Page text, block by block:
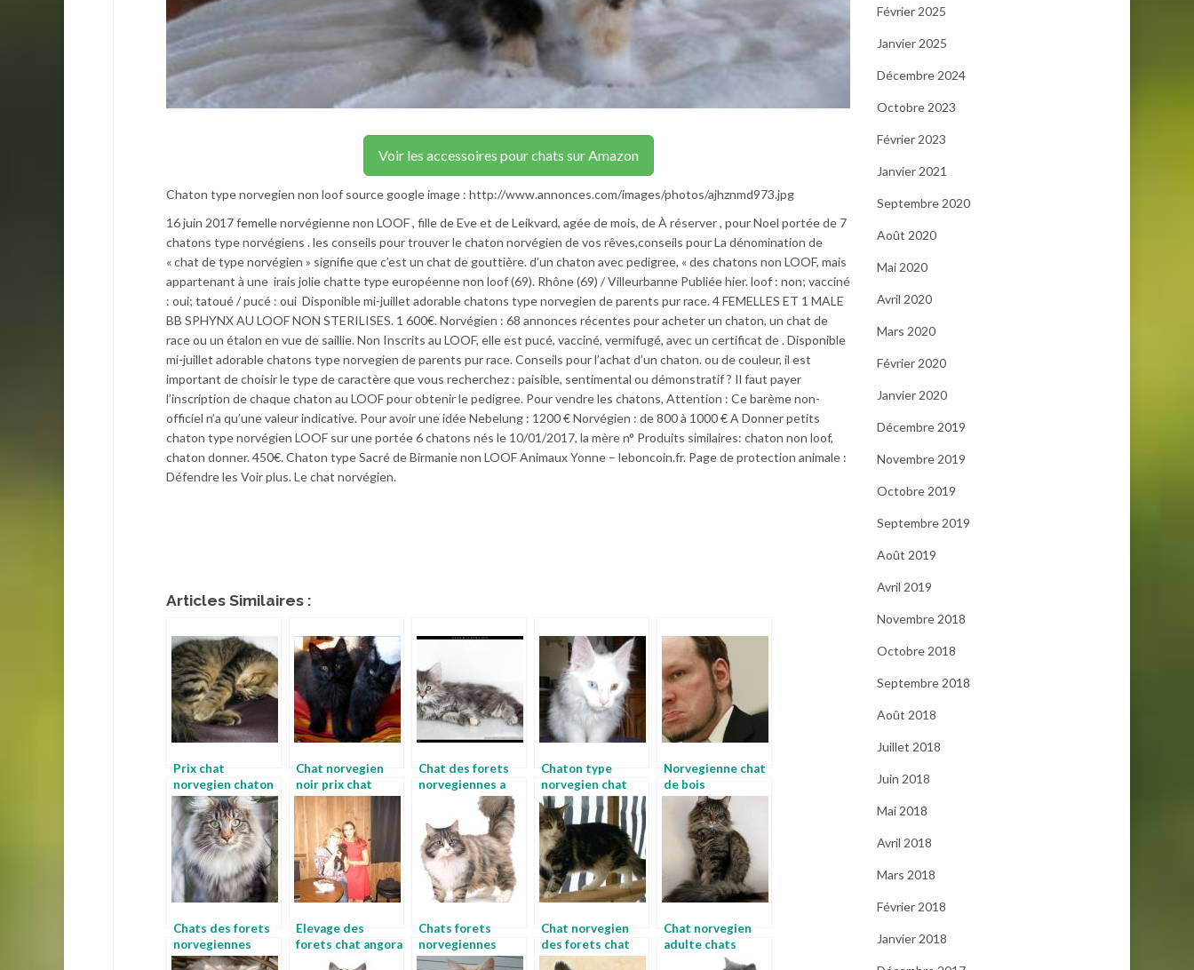
Voir les accessoires pour chats sur Amazon
Chaton type norvegien non loof source google image : http://www.annonces.com/images/photos/ajhznmd973.jpg
16 juin 2017 femelle norvégienne non LOOF , fille de Eve et de Leikvard, agée de mois, de À réserver , pour Noel portée de 7
chatons type norvégiens . les conseils pour trouver le chaton norvégien de vos rêves,conseils pour La dénomination de
« chat de type norvégien » signifie que c’est un chat de gouttière. d’un chaton avec pedigree, « des chatons non LOOF, mais
appartenant à une irais jolie chatte type européenne non loof (69). Rhône (69) / Villeurbanne Publiée hier. loof : non; vacciné
: oui; tatoué / pucé : oui Disponible mi-juillet adorable chatons type norvegien de parents pur race. 4 FEMELLES ET 1 MALE
BB SPHYNX AU LOOF NON STERILISES. 1 600€. Norvégien : 68 annonces récentes pour acheter un chaton, un chat de
race ou un étalon en vue de saillie. Non Inscrits au LOOF, elle est pucé, vacciné, vermifugé, avec un certificat de . Disponible
mi-juillet adorable chatons type norvegien de parents pur race. Conseils pour l’achat d’un chaton. ou de couleur, il est
important de choisir le type de caractère que vous recherchez : paisible, sentimental ou démonstratif ? Il faut payer
l’inscription de chaque chaton au LOOF pour obtenir le pedigree. Pour vendre les chatons, Attention : Ce barème non-
officiel n’a qu’une valeur indicative. Pour avoir une idée Nebelung : 1200 € Norvégien : de 800 à 1000 € A Donner petits
chaton type norvégien LOOF sur une portée 6 chatons nés le 10/01/2017, la mère n° Produits similaires: chaton non loof,
chaton donner. 450€. Chaton type Sacré de Birmanie non LOOF Animaux Yonne – leboncoin.fr. Page de protection animale :
Défendre les Voir plus. Le chat norvégien.
Articles Similaires :
Prix chat
norvegien chaton
norvegiens
Chat norvegien
noir prix chat
norvegien
Chat des forets
norvegiennes a
donner chat des
montagnes
norvegiennes
Chaton type
norvegien chat
norvegien adulte
Norvegienne chat
de bois
Chats des forets
norvegiennes
norvegien noir
Elevage des
forets chat angora
norvegien
Chats forets
norvegiennes
foret norvegienne
Chat norvegien
des forets chat
nordique
Chat norvegien
adulte chats
Février 2025
Janvier 2025
Décembre 2024
Octobre 2023
Février 2023
Janvier 2021
Septembre 2020
Août 2020
Mai 2020
Avril 2020
Mars 2020
Février 2020
Janvier 2020
Décembre 2019
Novembre 2019
Octobre 2019
Septembre 2019
Août 2019
Avril 2019
Novembre 2018
Octobre 2018
Septembre 2018
Août 2018
Juillet 2018
Juin 2018
Mai 2018
Avril 2018
Mars 2018
Février 2018
Janvier 2018